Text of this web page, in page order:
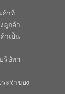
ค้าที่
ลูกค้า
าเป็น
ริษัทฯ
ะจำของ